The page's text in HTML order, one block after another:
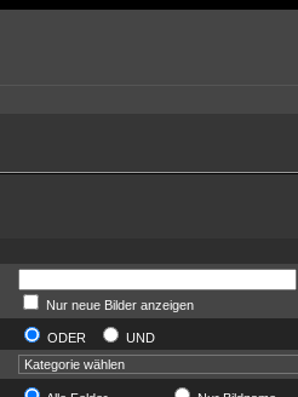
Nur neue Bilder anzeigen
ODER
UND